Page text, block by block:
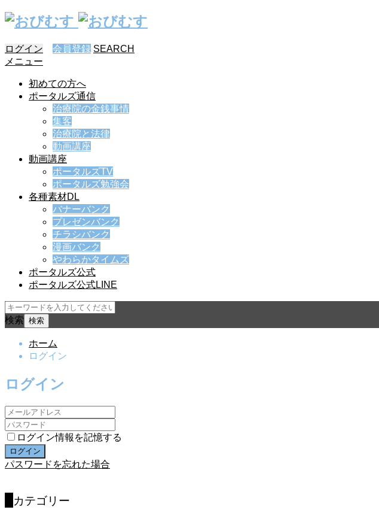
ログイン 会員登録 SEARCH
メニュー
初めての方へ
ポータルズ通信
治療院の金銭事情
集客
治療院と法律
動画講座
動画講座
ポータルズTV
ポータルズ勉強会
各種素材DL
バナーバンク
プレゼンバンク
チラシバンク
漫画バンク
やわらかタイムズ
ポータルズ公式
ポータルズ公式LINE
検索
ホーム
ログイン
ログイン
ログイン情報を記憶する
パスワードを忘れた場合
カテゴリー